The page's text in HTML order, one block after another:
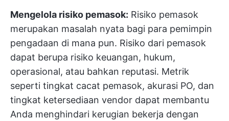
Mengelola risiko pemasok: Risiko pemasok
merupakan masalah nyata bagi para pemimpin
pengadaan di mana pun. Risiko dari pemasok
dapat berupa risiko keuangan, hukum,
operasional, atau bahkan reputasi. Metrik
seperti tingkat cacat pemasok, akurasi PO, dan
tingkat ketersediaan vendor dapat membantu
Anda menghindari kerugian bekerja dengan